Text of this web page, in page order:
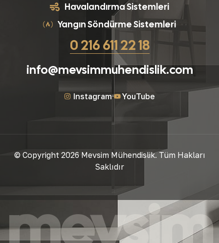
Havalandırma Sistemleri
Yangın Söndürme Sistemleri
0 216 611 22 18
info@mevsimmuhendislik.com
Instagram YouTube
© Copyright 2026 Mevsim Mühendislik. Tüm Hakları
Saklıdır
mevsim